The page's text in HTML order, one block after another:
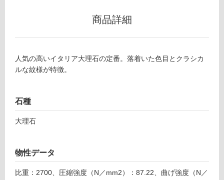
可
フ
ロ
ー
リ
商品詳細
人気の高いイタリア大理石の定番。落着いた色目とクラシカ
ルな紋様が特徴。
石種
大理石
物性データ
比重：2700、圧縮強度（N／mm2）：87.22、曲げ強度（N／